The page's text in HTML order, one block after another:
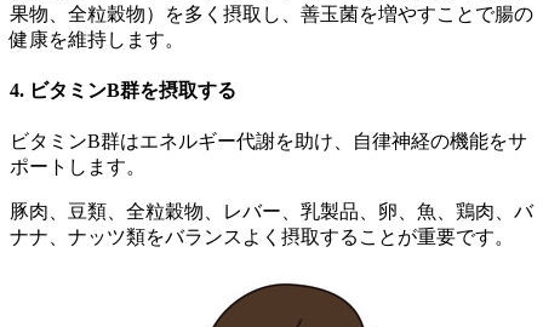
果物、全粒穀物）を多く摂取し、善玉菌を増やすことで腸の
健康を維持します。
4. ビタミンB群を摂取する
ビタミンB群はエネルギー代謝を助け、自律神経の機能をサ
ポートします。
豚肉、豆類、全粒穀物、レバー、乳製品、卵、魚、鶏肉、バ
ナナ、ナッツ類をバランスよく摂取することが重要です。